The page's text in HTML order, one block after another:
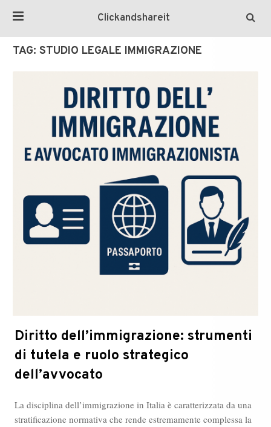
Clickandshareit
TAG: STUDIO LEGALE IMMIGRAZIONE
Diritto dell’immigrazione: strumenti
di tutela e ruolo strategico
dell’avvocato
La disciplina dell’immigrazione in Italia è caratterizzata da una
stratificazione normativa che rende estremamente complessa la